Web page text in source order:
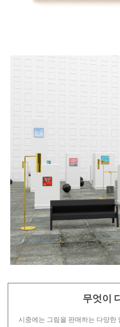
무엇이
시중에는 그림을 판매하는 다양한